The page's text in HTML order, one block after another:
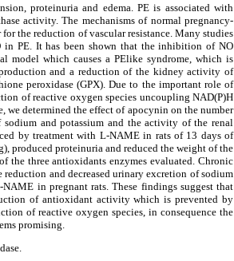
proteinuria and edema. PE is associated with
activity. The mechanisms of normal pregnancy-
the reduction of vascular resistance. Many studies
in PE. It has been shown that the inhibition of NO
model which causes a PElike syndrome, which is
and a reduction of the kidney activity of
peroxidase (GPX). Due to the important role of
of reactive oxygen species uncoupling NAD(P)H
we determined the effect of apocynin on the number
and potassium and the activity of the renal
by treatment with L-NAME in rats of 13 days of
produced proteinuria and reduced the weight of the
three antioxidants enzymes evaluated. Chronic
and decreased urinary excretion of sodium
in pregnant rats. These findings suggest that
of antioxidant activity which is prevented by
of reactive oxygen species, in consequence the
promising.